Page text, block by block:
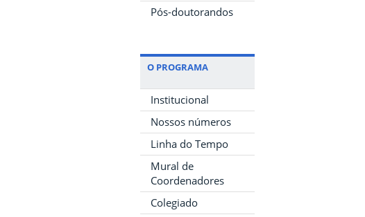
Pós-doutorandos
O PROGRAMA
Institucional
Nossos números
Linha do Tempo
Mural de
Coordenadores
Colegiado